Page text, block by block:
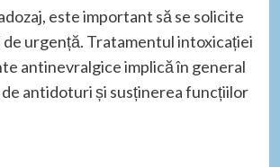
este important să se solicite
urgență. Tratamentul intoxicației
antinevralgice implică în general
antidoturi și susținerea funcțiilor